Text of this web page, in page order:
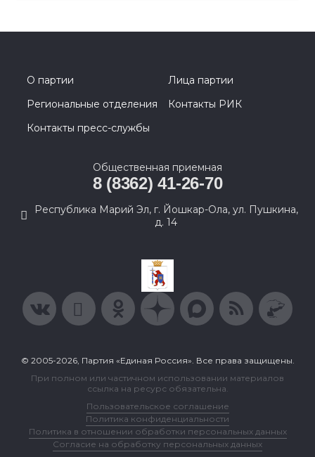
О партии
Лица партии
Региональные отделения
Контакты РИК
Контакты пресс-службы
Общественная приемная
8 (8362) 41-26-70
Республика Марий Эл, г. Йошкар-Ола, ул. Пушкина,
д. 14
© 2005-2026, Партия «Единая Россия». Все права защищены.
При полном или частичном использовании материалов
ссылка на ресурс обязательна.
Пользовательское соглашение
Политика конфиденциальности
Политика в отношении обработки персональных данных
Согласие на обработку персональных данных